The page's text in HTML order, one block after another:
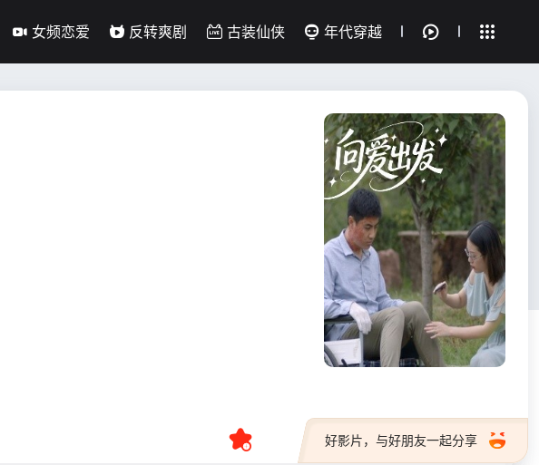
女频恋爱 反转爽剧 古装仙侠 年代穿越返回首页
好影片，与好朋友一起分享